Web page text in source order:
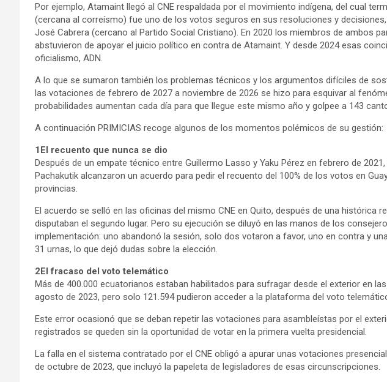
Por ejemplo, Atamaint llegó al CNE respaldada por el movimiento indígena, del cual
(cercana al correísmo) fue uno de los votos seguros en sus resoluciones y
José Cabrera (cercano al Partido Social Cristiano). En 2020 los miembros de ambos
abstuvieron de apoyar el juicio político en contra de Atamaint. Y desde 2024 esas
oficialismo, ADN.
A lo que se sumaron también los problemas técnicos y los argumentos difíciles de
las votaciones de febrero de 2027 a noviembre de 2026 se hizo para esquivar al
probabilidades aumentan cada día para que llegue este mismo año y golpee a 143
A continuación PRIMICIAS recoge algunos de los momentos polémicos de su gestión:
1El recuento que nunca se dio
Después de un empate técnico entre Guillermo Lasso y Yaku Pérez en febrero de
Pachakutik alcanzaron un acuerdo para pedir el recuento del 100% de los votos en
provincias.
El acuerdo se selló en las oficinas del mismo CNE en Quito, después de una histórica
disputaban el segundo lugar. Pero su ejecución se diluyó en las manos de los
implementación: uno abandonó la sesión, solo dos votaron a favor, uno en contra y
31 urnas, lo que dejó dudas sobre la elección.
2El fracaso del voto telemático
Más de 400.000 ecuatorianos estaban habilitados para sufragar desde el exterior en
agosto de 2023, pero solo 121.594 pudieron acceder a la plataforma del voto
Este error ocasionó que se deban repetir las votaciones para asambleístas por el
registrados se queden sin la oportunidad de votar en la primera vuelta presidencial.
La falla en el sistema contratado por el CNE obligó a apurar unas votaciones
de octubre de 2023, que incluyó la papeleta de legisladores de esas circunscripciones.